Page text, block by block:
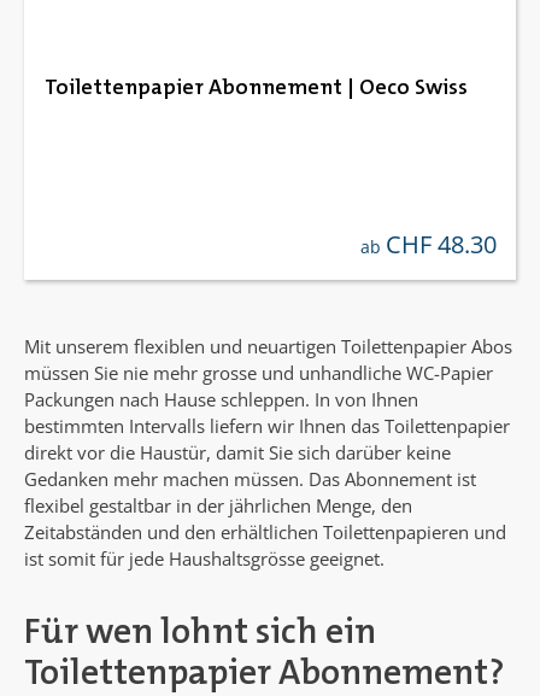
Toilettenpapier Abonnement | Oeco Swiss
regulärer preis:
ab CHF 48.30
Mit unserem flexiblen und neuartigen Toilettenpapier Abos
müssen Sie nie mehr grosse und unhandliche WC-Papier
Packungen nach Hause schleppen. In von Ihnen
bestimmten Intervalls liefern wir Ihnen das Toilettenpapier
direkt vor die Haustür, damit Sie sich darüber keine
Gedanken mehr machen müssen. Das Abonnement ist
flexibel gestaltbar in der jährlichen Menge, den
Zeitabständen und den erhältlichen Toilettenpapieren und
ist somit für jede Haushaltsgrösse geeignet.
Für wen lohnt sich ein
Toilettenpapier Abonnement?